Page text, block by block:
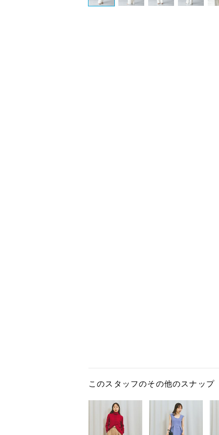
このスタッフのその他のスナップ